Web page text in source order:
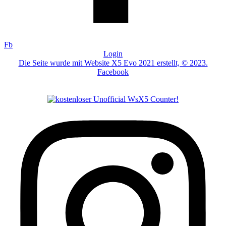
zurück zur Turnierübersicht von Abrafaxe bis Zehdenick
Diese Seite wurde zuletzt am 07.08.2026 17:36 aufgerufen.
Fb
Login
Die Seite wurde mit Website X5 Evo 2021 erstellt, © 2023.
Facebook